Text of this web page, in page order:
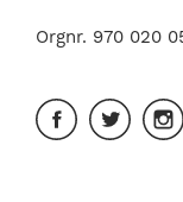
Orgnr. 970 020